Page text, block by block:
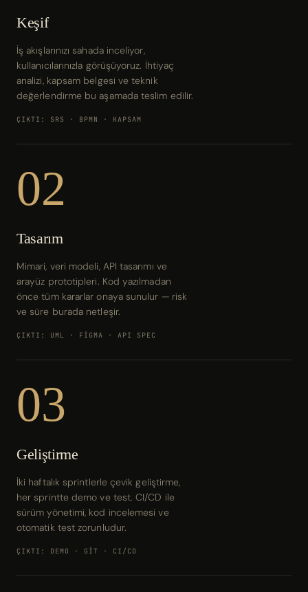
Keşif
İş akışlarınızı sahada inceliyor,
kullanıcılarınızla görüşüyoruz. İhtiyaç
analizi, kapsam belgesi ve teknik
değerlendirme bu aşamada teslim edilir.
ÇIKTI: SRS · BPMN · KAPSAM
02
Tasarım
Mimari, veri modeli, API tasarımı ve
arayüz prototipleri. Kod yazılmadan
önce tüm kararlar onaya sunulur — risk
ve süre burada netleşir.
ÇIKTI: UML · FIGMA · API SPEC
03
Geliştirme
İki haftalık sprintlerle çevik geliştirme,
her sprintte demo ve test. CI/CD ile
sürüm yönetimi, kod incelemesi ve
otomatik test zorunludur.
ÇIKTI: DEMO · GIT · CI/CD